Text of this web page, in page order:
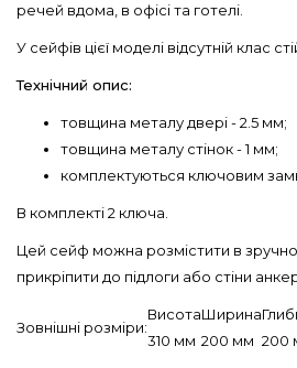
речей вдома, в офісі та готелі.
У сейфів цієї моделі відсутній клас
Технічний опис:
товщина металу двері - 2.5 мм;
товщина металу стінок - 1 мм;
комплектуються ключовим
В комплекті2 ключа.
Цей сейф можна розмістити в
прикріпити до підлоги або стіни
Зовнішні розміри:
Висота
310 мм
Ширина
200 мм 200